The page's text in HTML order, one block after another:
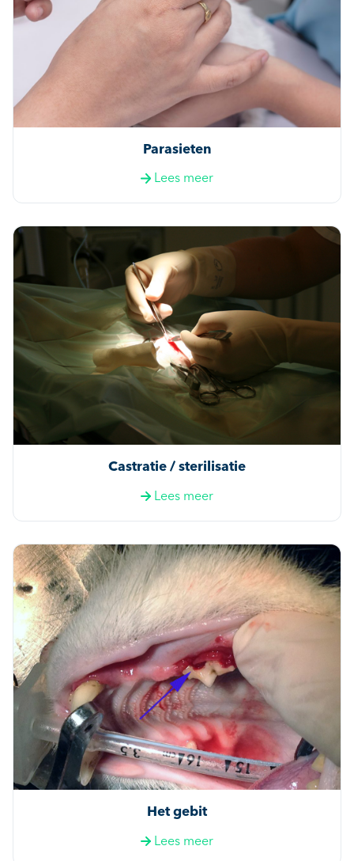
Parasieten
Lees meer
Castratie / sterilisatie
Lees meer
Het gebit
Lees meer